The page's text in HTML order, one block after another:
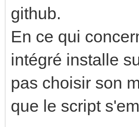
github.
En ce qui
intégré installe
pas choisir son
que le script